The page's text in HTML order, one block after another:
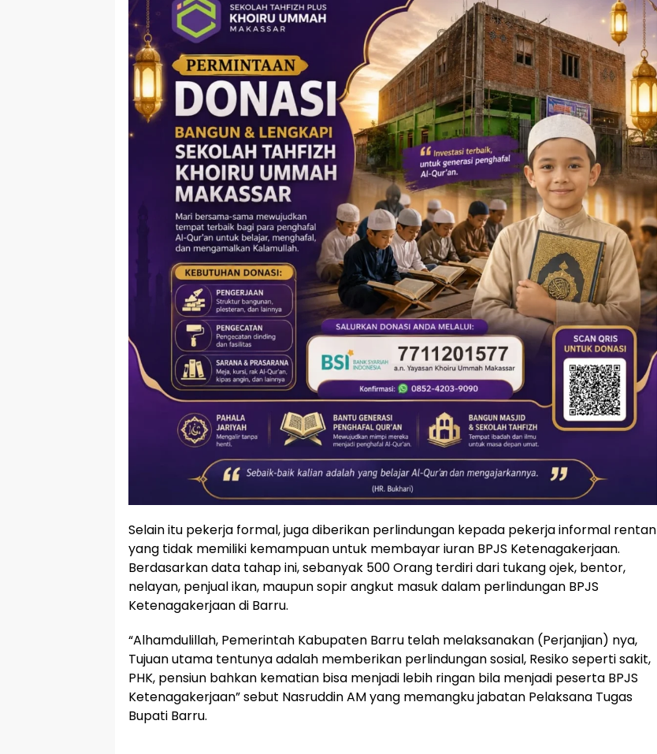
Selain itu pekerja formal, juga diberikan perlindungan kepada pekerja informal rentan
yang tidak memiliki kemampuan untuk membayar iuran BPJS Ketenagakerjaan.
Berdasarkan data tahap ini, sebanyak 500 Orang terdiri dari tukang ojek, bentor,
nelayan, penjual ikan, maupun sopir angkut masuk dalam perlindungan BPJS
Ketenagakerjaan di Barru.
“Alhamdulillah, Pemerintah Kabupaten Barru telah melaksanakan (Perjanjian) nya,
Tujuan utama tentunya adalah memberikan perlindungan sosial, Resiko seperti sakit,
PHK, pensiun bahkan kematian bisa menjadi lebih ringan bila menjadi peserta BPJS
Ketenagakerjaan” sebut Nasruddin AM yang memangku jabatan Pelaksana Tugas
Bupati Barru.